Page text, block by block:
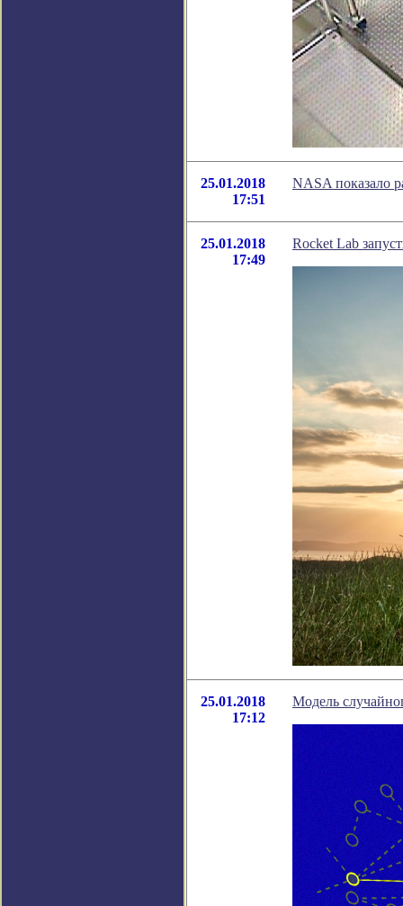
25.01.2018
17:51
NASA показало
25.01.2018
17:49
Rocket Lab
25.01.2018
17:12
Модель